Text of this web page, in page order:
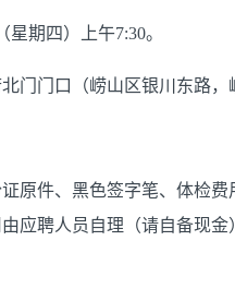
星期四）上午7:30。
门门口（崂山区银川东路
原件、黑色签字笔、体检
应聘人员自理（请自备现金